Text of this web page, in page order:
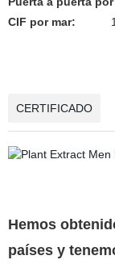
CIF por mar:
CERTIFICADO
Hemos
países y